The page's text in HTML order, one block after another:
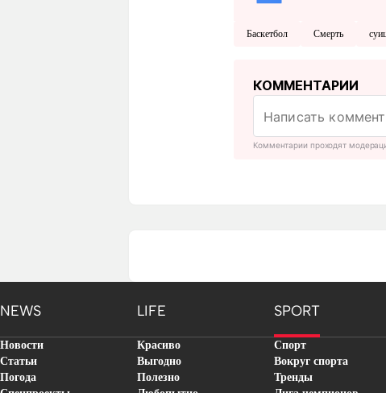
Баскетбол Смерть
КОММЕНТАРИИ
Комментарии проходят
NEWS LIFE SPORT
Новости
Статьи
Погода
Красиво
Выгодно
Полезно
Спорт
Вокруг спорта
Тренды